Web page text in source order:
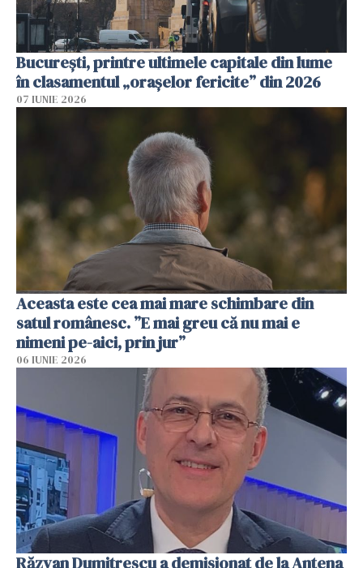
București, printre ultimele capitale din lume
în clasamentul „orașelor fericite” din 2026
07 IUNIE 2026
Aceasta este cea mai mare schimbare din
satul românesc. ”E mai greu că nu mai e
nimeni pe-aici, prin jur”
06 IUNIE 2026
Răzvan Dumitrescu a demisionat de la Antena